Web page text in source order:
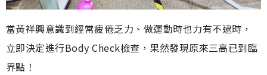
當黃祥興意識到經常疲倦乏力、做運動時也力有不逮時，
立即決定進行Body Check檢查，果然發現原來三高已到臨
界點！